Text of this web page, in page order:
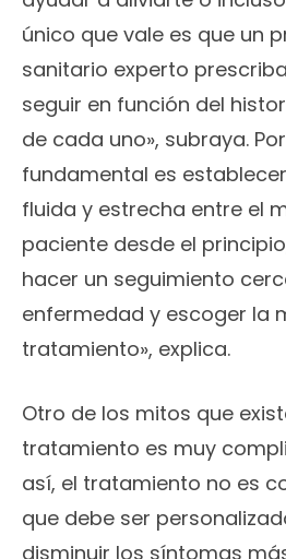
único que vale es que un
sanitario experto
seguir en función del
de cada uno», subraya.
fundamental es
fluida y estrecha entre el
paciente desde el
hacer un seguimiento
enfermedad y escoger la
tratamiento», explica.
Otro de los mitos que
tratamiento es muy
así, el tratamiento no es
que debe ser
disminuir los síntomas